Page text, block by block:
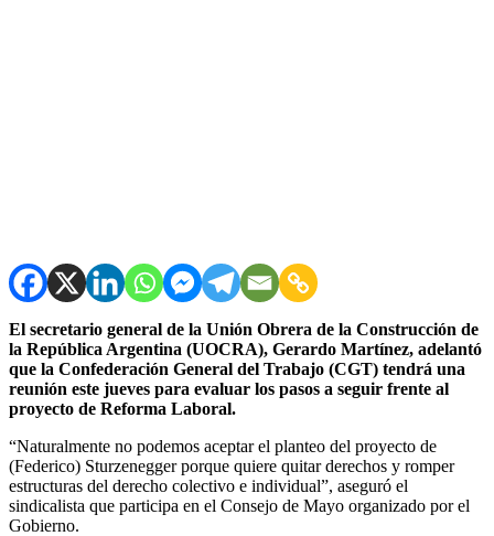
El secretario general de la Unión Obrera de la Construcción de
la República Argentina (UOCRA), Gerardo Martínez, adelantó
que la Confederación General del Trabajo (CGT) tendrá una
reunión este jueves para evaluar los pasos a seguir frente al
proyecto de Reforma Laboral.
“Naturalmente no podemos aceptar el planteo del proyecto de
(Federico) Sturzenegger porque quiere quitar derechos y romper
estructuras del derecho colectivo e individual”, aseguró el
sindicalista que participa en el Consejo de Mayo organizado por el
Gobierno.